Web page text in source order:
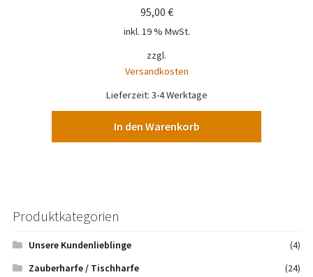
95,00 €
inkl. 19 % MwSt.
zzgl.
Versandkosten
Lieferzeit: 3-4 Werktage
In den Warenkorb
Produktkategorien
Unsere Kundenlieblinge
(4)
Zauberharfe / Tischharfe
(24)